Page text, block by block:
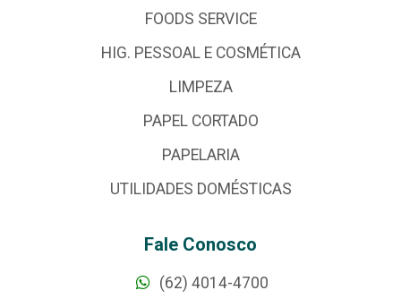
FOODS SERVICE
HIG. PESSOAL E COSMÉTICA
LIMPEZA
PAPEL CORTADO
PAPELARIA
UTILIDADES DOMÉSTICAS
Fale Conosco
(62) 4014-4700